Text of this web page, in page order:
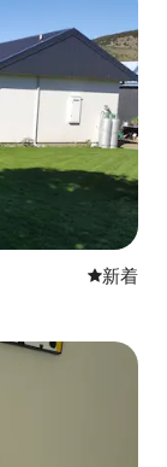
新しい宿
新着